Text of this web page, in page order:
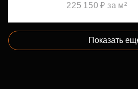
225 150 ₽ за м²
Показать